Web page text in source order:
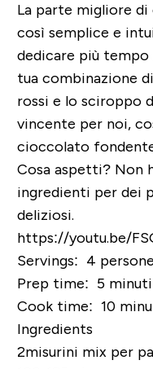
La parte migliore
così semplice e
dedicare più tempo
tua combinazione
rossi e lo sciroppo
vincente per noi,
cioccolato
Cosa aspetti? Non
ingredienti per dei
deliziosi.
https://youtu.be/
Servings: 4 persone
Prep time: 5 minuti
Cook time: 10
Ingredients
2misurini mix per